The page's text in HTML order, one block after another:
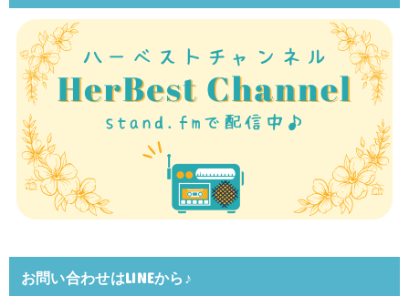
お問い合わせはLINEから♪